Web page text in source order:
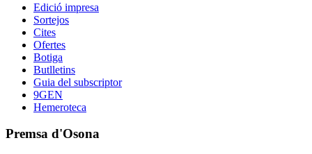
Edició impresa
Sortejos
Cites
Ofertes
Botiga
Butlletins
Guia del subscriptor
9GEN
Hemeroteca
Premsa d'Osona